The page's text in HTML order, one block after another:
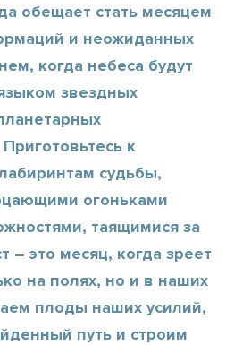
обещает стать месяцем
и неожиданных
когда небеса будут
звездных
к
судьбы,
огоньками
таящимися за
– это месяц, когда зреет
на полях, но и в наших
плоды наших усилий,
путь и строим